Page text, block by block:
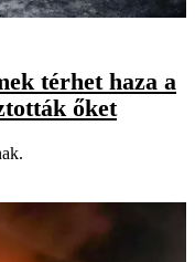
térhet haza a
őket